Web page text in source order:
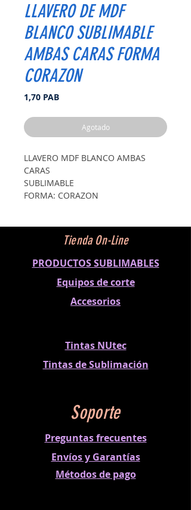
LLAVERO DE MDF
BLANCO SUBLIMABLE
AMBAS CARAS FORMA
CORAZON
1,70 PABPrecio
Agotado
LLAVERO MDF BLANCO AMBAS
CARAS
SUBLIMABLE
FORMA: CORAZON
Tienda On-Line
PRODUCTOS SUBLIMABLES
Equipos de corte
Accesorios
Tintas NUtec
Tintas de Sublimación
Soporte
Preguntas frecuentes
Envíos y Garantías
Métodosde pago